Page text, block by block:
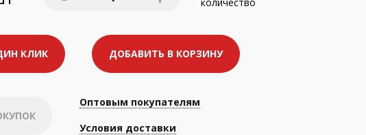
КЛИК ДОБАВИТЬ В КОРЗИНУ
Оптовым покупателям
Условия доставки